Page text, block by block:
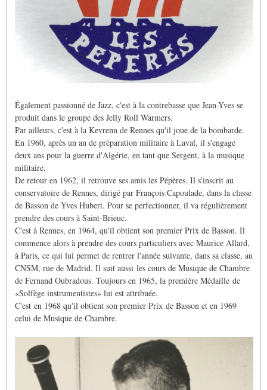
Également passionné de Jazz, c'est à la contrebasse que Jean-Yves se
produit dans le groupe des Jelly Roll Warmers.
Par ailleurs, c'est à la Kevrenn de Rennes qu'il joue de la bombarde.
En 1960, après un an de préparation militaire à Laval, il s'engage
deux ans pour la guerre d'Algérie, en tant que Sergent, à la musique
militaire.
De retour en 1962, il retrouve ses amis les Pépères. Il s'inscrit au
conservatoire de Rennes, dirigé par François Capoulade, dans la classe
de Basson de Yves Hubert. Pour se perfectionner, il va régulièrement
prendre des cours à Saint-Brieuc.
C'est à Rennes, en 1964, qu'il obtient son premier Prix de Basson. Il
commence alors à prendre des cours particuliers avec Maurice Allard,
à Paris, ce qui lui permet de rentrer l'année suivante, dans sa classe, au
CNSM, rue de Madrid. Il suit aussi les cours de Musique de Chambre
de Fernand Oubradous. Toujours en 1965, la première Médaille de
«Solfège instrumentistes» lui est attribuée.
C'est en 1968 qu'il obtient son premier Prix de Basson et en 1969
celui de Musique de Chambre.